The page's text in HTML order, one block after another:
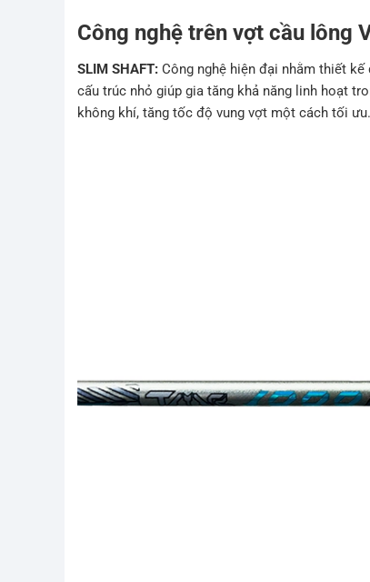
Công nghệ trên vợt cầu lông
SLIM SHAFT: Công nghệ hiện đại nhằm thiết
cấu trúc nhỏ giúp gia tăng khả năng linh hoạt
không khí, tăng tốc độ vung vợt một cách tối ưu.